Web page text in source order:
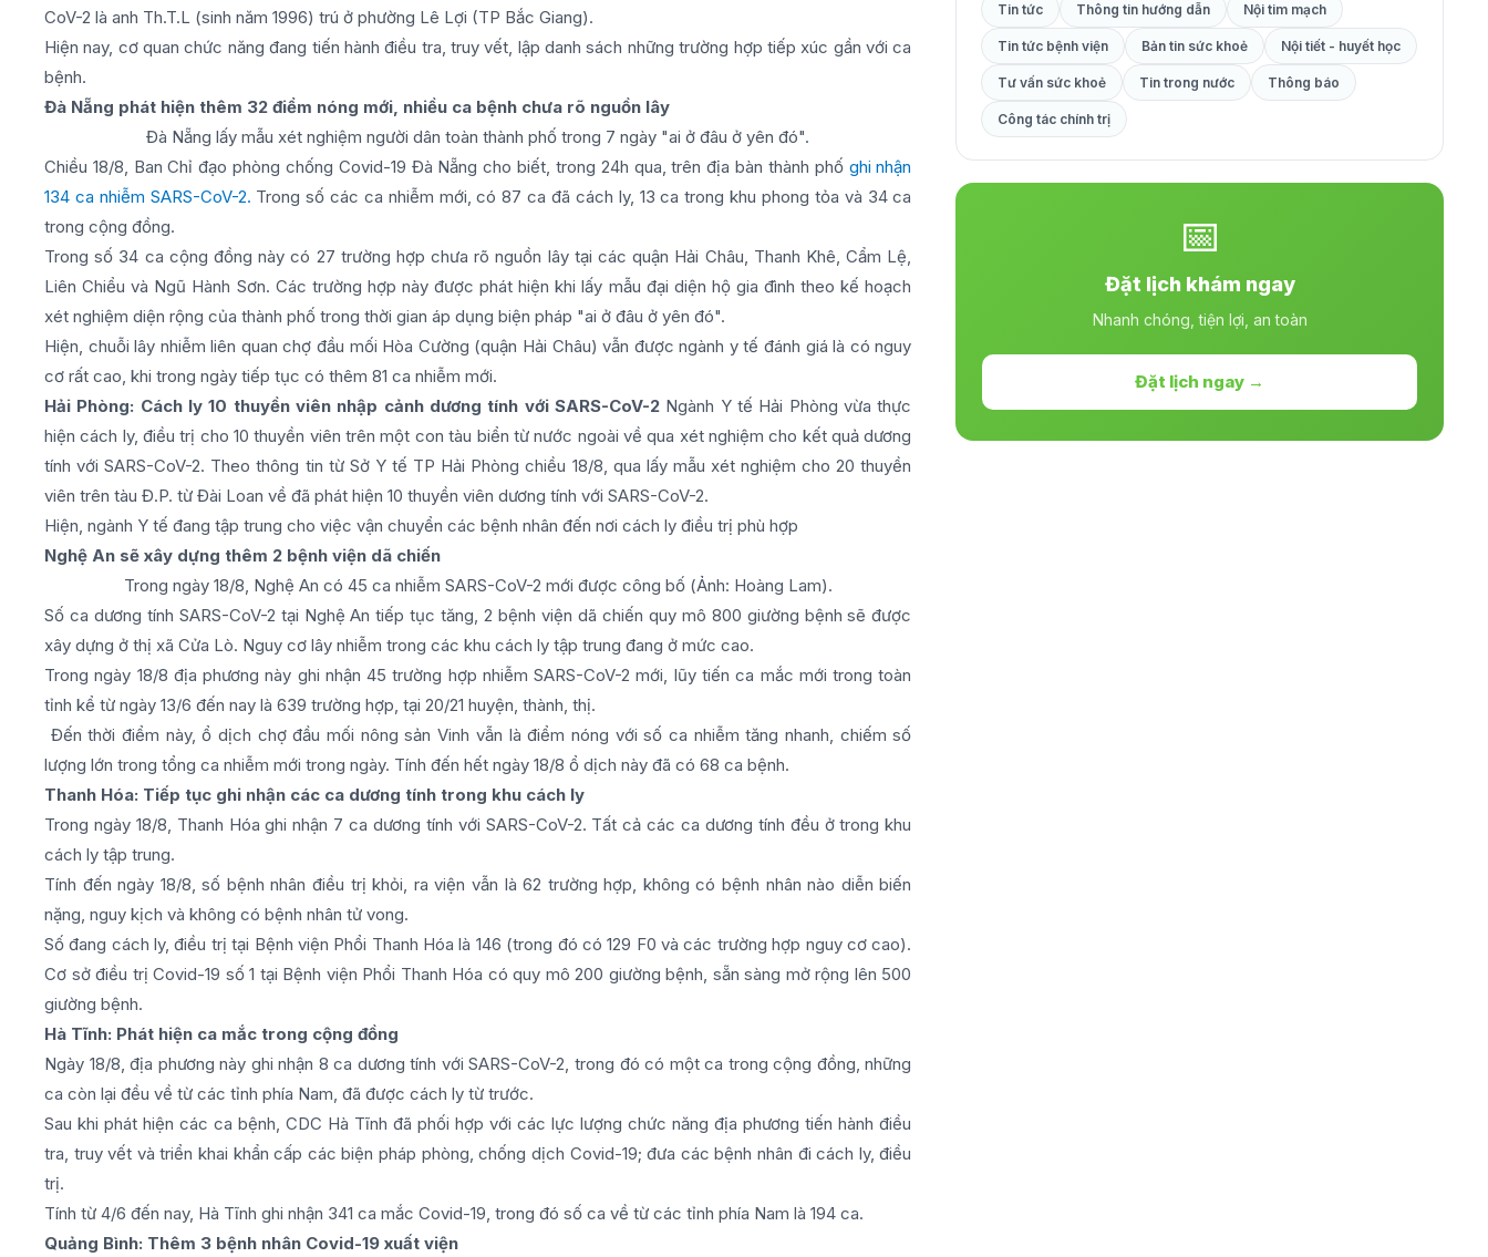
CoV-2 là anh Th.T.L (sinh năm 1996) trú ở phường Lê Lợi (TP Bắc Giang).
Hiện nay, cơ quan chức năng đang tiến hành điều tra, truy vết, lập danh sách những trường hợp tiếp xúc gần với ca
bệnh.
Đà Nẵng phát hiện thêm 32 điểm nóng mới, nhiều ca bệnh chưa rõ nguồn lây
Đà Nẵng lấy mẫu xét nghiệm người dân toàn thành phố trong 7 ngày "ai ở đâu ở yên đó".
Chiều 18/8, Ban Chỉ đạo phòng chống Covid-19 Đà Nẵng cho biết, trong 24h qua, trên địa bàn thành phố ghi nhận
134 ca nhiễm SARS-CoV-2. Trong số các ca nhiễm mới, có 87 ca đã cách ly, 13 ca trong khu phong tỏa và 34 ca
trong cộng đồng.
Trong số 34 ca cộng đồng này có 27 trường hợp chưa rõ nguồn lây tại các quận Hải Châu, Thanh Khê, Cẩm Lệ,
Liên Chiểu và Ngũ Hành Sơn. Các trường hợp này được phát hiện khi lấy mẫu đại diện hộ gia đình theo kế hoạch
xét nghiệm diện rộng của thành phố trong thời gian áp dụng biện pháp "ai ở đâu ở yên đó".
Hiện, chuỗi lây nhiễm liên quan chợ đầu mối Hòa Cường (quận Hải Châu) vẫn được ngành y tế đánh giá là có nguy
cơ rất cao, khi trong ngày tiếp tục có thêm 81 ca nhiễm mới.
Hải Phòng: Cách ly 10 thuyền viên nhập cảnh dương tính với SARS-CoV-2 Ngành Y tế Hải Phòng vừa thực
hiện cách ly, điều trị cho 10 thuyền viên trên một con tàu biển từ nước ngoài về qua xét nghiệm cho kết quả dương
tính với SARS-CoV-2. Theo thông tin từ Sở Y tế TP Hải Phòng chiều 18/8, qua lấy mẫu xét nghiệm cho 20 thuyền
viên trên tàu Đ.P. từ Đài Loan về đã phát hiện 10 thuyền viên dương tính với SARS-CoV-2.
Hiện, ngành Y tế đang tập trung cho việc vận chuyển các bệnh nhân đến nơi cách ly điều trị phù hợp
Nghệ An sẽ xây dựng thêm 2 bệnh viện dã chiến
Trong ngày 18/8, Nghệ An có 45 ca nhiễm SARS-CoV-2 mới được công bố (Ảnh: Hoàng Lam).
Số ca dương tính SARS-CoV-2 tại Nghệ An tiếp tục tăng, 2 bệnh viện dã chiến quy mô 800 giường bệnh sẽ được
xây dựng ở thị xã Cửa Lò. Nguy cơ lây nhiễm trong các khu cách ly tập trung đang ở mức cao.
Trong ngày 18/8 địa phương này ghi nhận 45 trường hợp nhiễm SARS-CoV-2 mới, lũy tiến ca mắc mới trong toàn
tỉnh kể từ ngày 13/6 đến nay là 639 trường hợp, tại 20/21 huyện, thành, thị.
Đến thời điểm này, ổ dịch chợ đầu mối nông sản Vinh vẫn là điểm nóng với số ca nhiễm tăng nhanh, chiếm số
lượng lớn trong tổng ca nhiễm mới trong ngày. Tính đến hết ngày 18/8 ổ dịch này đã có 68 ca bệnh.
Thanh Hóa: Tiếp tục ghi nhận các ca dương tính trong khu cách ly
Trong ngày 18/8, Thanh Hóa ghi nhận 7 ca dương tính với SARS-CoV-2. Tất cả các ca dương tính đều ở trong khu
cách ly tập trung.
Tính đến ngày 18/8, số bệnh nhân điều trị khỏi, ra viện vẫn là 62 trường hợp, không có bệnh nhân nào diễn biến
nặng, nguy kịch và không có bệnh nhân tử vong.
Số đang cách ly, điều trị tại Bệnh viện Phổi Thanh Hóa là 146 (trong đó có 129 F0 và các trường hợp nguy cơ cao).
Cơ sở điều trị Covid-19 số 1 tại Bệnh viện Phổi Thanh Hóa có quy mô 200 giường bệnh, sẵn sàng mở rộng lên 500
giường bệnh.
Hà Tĩnh: Phát hiện ca mắc trong cộng đồng
Ngày 18/8, địa phương này ghi nhận 8 ca dương tính với SARS-CoV-2, trong đó có một ca trong cộng đồng, những
ca còn lại đều về từ các tỉnh phía Nam, đã được cách ly từ trước.
Sau khi phát hiện các ca bệnh, CDC Hà Tĩnh đã phối hợp với các lực lượng chức năng địa phương tiến hành điều
tra, truy vết và triển khai khẩn cấp các biện pháp phòng, chống dịch Covid-19; đưa các bệnh nhân đi cách ly, điều
trị.
Tính từ 4/6 đến nay, Hà Tĩnh ghi nhận 341 ca mắc Covid-19, trong đó số ca về từ các tỉnh phía Nam là 194 ca.
Quảng Bình: Thêm 3 bệnh nhân Covid-19 xuất viện
Tin tức Thông tin hướng dẫn Nội tim mạch
Tin tức bệnh viện Bản tin sức khoẻ Nội tiết - huyết học
Tư vấn sức khoẻ Tin trong nước Thông báo
Công tác chính trị
📅
Đặt lịch khám ngay
Nhanh chóng, tiện lợi, an toàn
Đặt lịch ngay →